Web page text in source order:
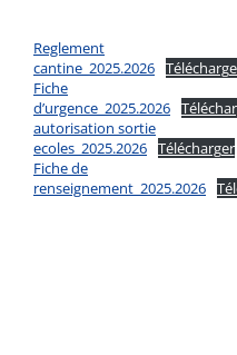
Reglement
cantine_2025.2026
Fiche
d’urgence_2025.2026
autorisation sortie
ecoles_2025.2026 Télécharger
Fiche de
renseignement_2025.2026